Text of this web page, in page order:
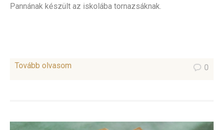
Pannának készült az iskolába tornazsáknak.
Tovább olvasom 0